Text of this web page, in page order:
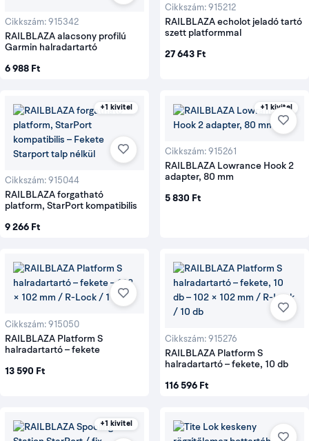
Cikkszám: 915342
RAILBLAZA alacsony profilú
Garmin halradartartó
6 988 Ft
Cikkszám: 915212
RAILBLAZA echolot jeladó tartó
szett platformmal
27 643 Ft
+1 kivitel
Cikkszám: 915044
RAILBLAZA forgatható
platform, StarPort kompatibilis
9 266 Ft
+1 kivitel
Cikkszám: 915261
RAILBLAZA Lowrance Hook 2
adapter, 80 mm
5 830 Ft
Cikkszám: 915050
RAILBLAZA Platform S
halradartartó – fekete
13 590 Ft
Cikkszám: 915276
RAILBLAZA Platform S
halradartartó – fekete, 10 db
116 596 Ft
+1 kivitel